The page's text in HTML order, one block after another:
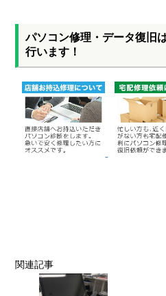
パソコン修理・データ復旧
行います！
関連記事